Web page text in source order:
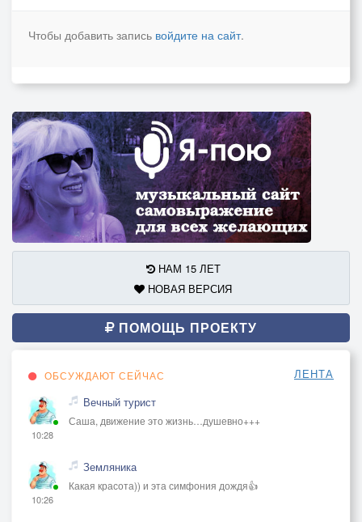
Чтобы добавить запись войдите на сайт.
НАМ 15 ЛЕТ
НОВАЯ ВЕРСИЯ
ПОМОЩЬ ПРОЕКТУ
ОБСУЖДАЮТ СЕЙЧАС ЛЕНТА
10:28
Вечный турист
Саша, движение это жизнь…душевно+++
10:26
Земляника
Какая красота)) и эта симфония дождя👍